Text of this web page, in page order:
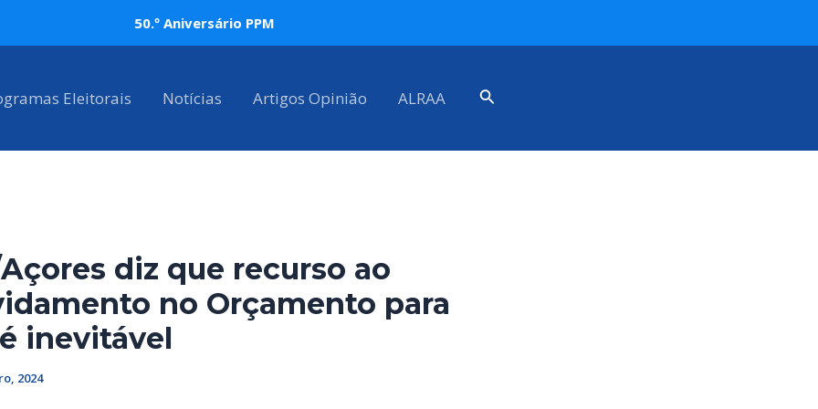
50.º Aniversário PPM
Eleitorais Notícias Artigos Opinião ALRAA Search
diz que recurso ao
no Orçamento para
inevitável
2024